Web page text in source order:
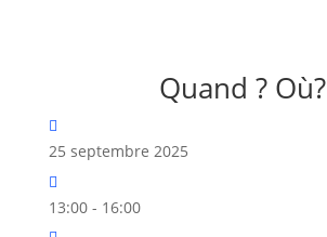
Quand ? Où?
25 septembre 2025
13:00 - 16:00